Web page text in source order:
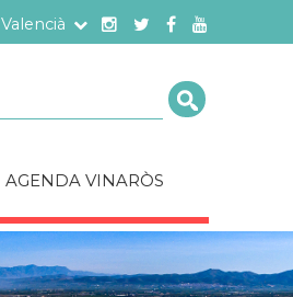
Valencià
AGENDA VINARÒS